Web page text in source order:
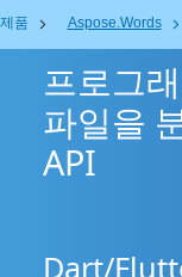
제품 Aspose.Words
프로그
파일을
API
Dart/